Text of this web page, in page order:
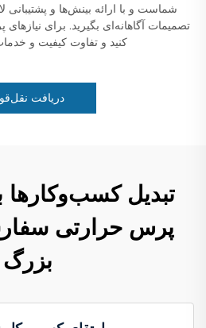
شماست و با ارائه بینش‌ها و پشتیبانی
تصمیمات آگاهانه‌ای بگیرید. برای
کنید و تفاوت کیفیت و
دریافت
تبدیل کسب‌وکارها
پرس حرارتی
بزرگ